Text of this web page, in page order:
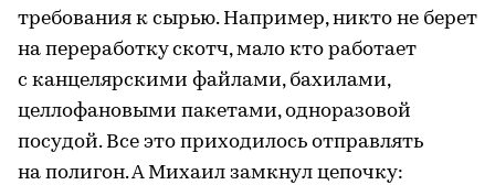
требования к сырью. Например, никто не берет
на переработку скотч, мало кто работает
с канцелярскими файлами, бахилами,
целлофановыми пакетами, одноразовой
посудой. Все это приходилось отправлять
на полигон. А Михаил замкнул цепочку: